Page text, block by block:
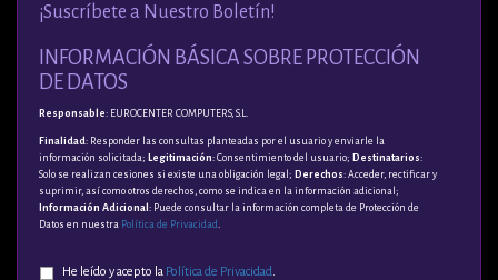
¡Suscríbete a Nuestro Boletín!
INFORMACIÓN BÁSICA SOBRE PROTECCIÓN
DE DATOS
Responsable: EUROCENTER COMPUTERS, S.L.
Finalidad : Responder las consultas planteadas por el usuario y enviarle la
información solicitada; Legitimación: Consentimiento del usuario; Destinatarios:
Solo se realizan cesiones si existe una obligación legal; Derechos: Acceder, rectificar y
suprimir, así como otros derechos, como se indica en la información adicional;
Información Adicional : Puede consultar la información completa de Protección de
Datos en nuestra Política de Privacidad
He leído y acepto la Política de Privacidad.